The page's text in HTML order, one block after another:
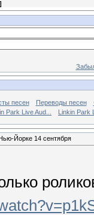
]
песен Переводы песен
Park Live Aud... Linkin Park
Йорке 14 сентября